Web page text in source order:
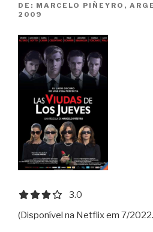
Jones
and
the
Kingdom
the
Crystal
Skull”
DE: MARCELO PIÑEYRO,
2009
3.0 out of 5.0 stars
3.0
(Disponível na Netflix em 7/